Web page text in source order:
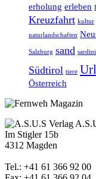
erholung erleben
Kreuzfahrt kultur
naturlandschaften
Salzburg sand
Südtirol tiere
Österreich
Im Stigler 15b
4312 Magden
Tel.: +41 61 366 92 00